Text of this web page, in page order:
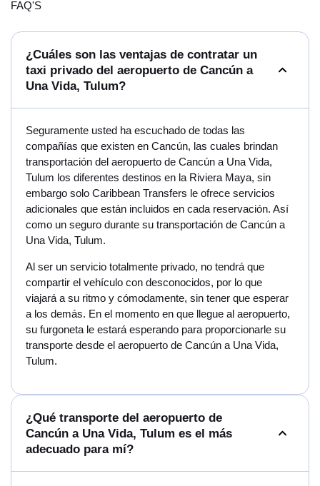
FAQ'S
¿Cuáles son las ventajas de contratar un
taxi privado del aeropuerto de Cancún a
Una Vida, Tulum?
Seguramente usted ha escuchado de todas las
compañías que existen en Cancún, las cuales brindan
transportación del aeropuerto de Cancún a Una Vida,
Tulum los diferentes destinos en la Riviera Maya, sin
embargo solo Caribbean Transfers le ofrece servicios
adicionales que están incluidos en cada reservación. Así
como un seguro durante su transportación de Cancún a
Una Vida, Tulum.
Al ser un servicio totalmente privado, no tendrá que
compartir el vehículo con desconocidos, por lo que
viajará a su ritmo y cómodamente, sin tener que esperar
a los demás. En el momento en que llegue al aeropuerto,
su furgoneta le estará esperando para proporcionarle su
transporte desde el aeropuerto de Cancún a Una Vida,
Tulum.
¿Qué transporte del aeropuerto de
Cancún a Una Vida, Tulum es el más
adecuado para mí?